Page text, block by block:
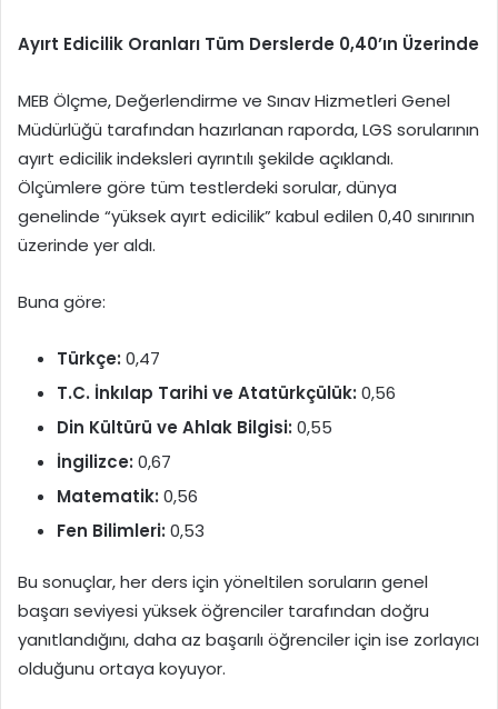
Ayırt Edicilik Oranları Tüm Derslerde 0,40’ın Üzerinde
MEB Ölçme, Değerlendirme ve Sınav Hizmetleri Genel
Müdürlüğü tarafından hazırlanan raporda, LGS sorularının
ayırt edicilik indeksleri ayrıntılı şekilde açıklandı.
Ölçümlere göre tüm testlerdeki sorular, dünya
genelinde “yüksek ayırt edicilik” kabul edilen 0,40 sınırının
üzerinde yer aldı.
Buna göre:
Türkçe: 0,47
T.C. İnkılap Tarihi ve Atatürkçülük: 0,56
Din Kültürü ve Ahlak Bilgisi: 0,55
İngilizce: 0,67
Matematik: 0,56
Fen Bilimleri: 0,53
Bu sonuçlar, her ders için yöneltilen soruların genel
başarı seviyesi yüksek öğrenciler tarafından doğru
yanıtlandığını, daha az başarılı öğrenciler için ise zorlayıcı
olduğunu ortaya koyuyor.